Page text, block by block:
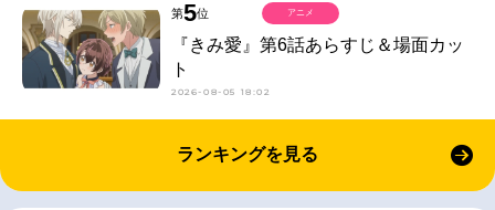
第5位
『きみ愛』第6話あらすじ＆場面カッ
ト
2026-08-05 18:02
アニメ
ランキングを見る